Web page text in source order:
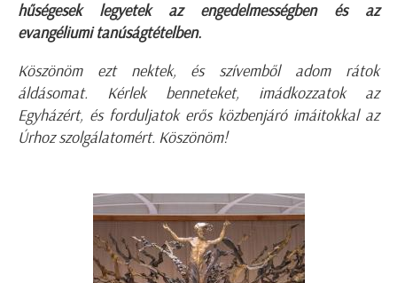
hűségesek legyetek az engedelmességben és az
evangéliumi tanúságtételben.
Köszönöm ezt nektek, és szívemből adom rátok
áldásomat. Kérlek benneteket, imádkozzatok az
Egyházért, és forduljatok erős közbenjáró imáitokkal az
Úrhoz szolgálatomért. Köszönöm!